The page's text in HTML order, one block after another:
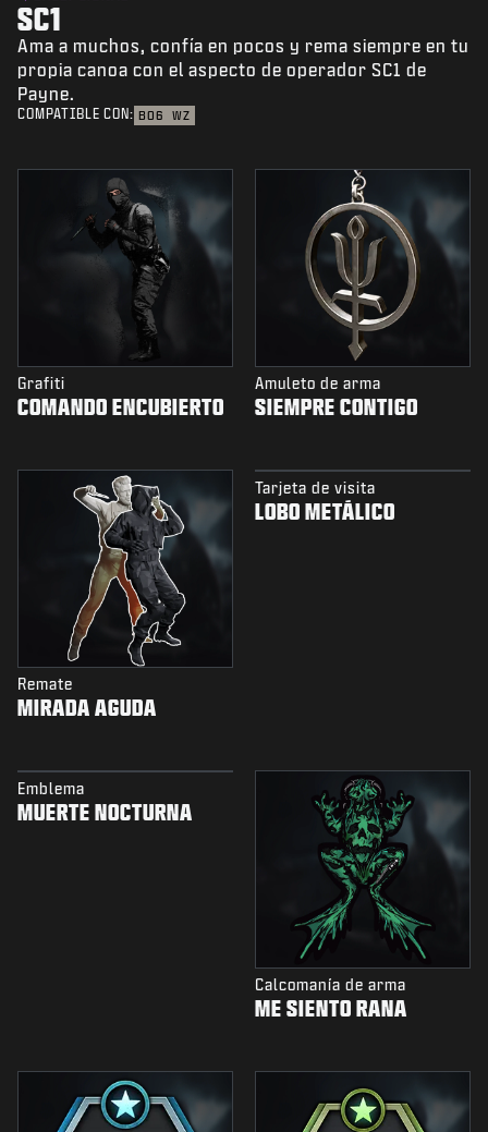
SC1
Ama a muchos, confía en pocos y rema siempre en tu
propia canoa con el aspecto de operador SC1 de
Payne.
COMPATIBLE CON: BO6 WZ
Grafiti
COMANDO ENCUBIERTO
Amuleto de arma
SIEMPRE CONTIGO
Remate
MIRADA AGUDA
Tarjeta de visita
LOBO METÁLICO
Emblema
MUERTE NOCTURNA
Calcomanía de arma
ME SIENTO RANA